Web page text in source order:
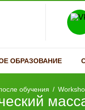
ОБРАЗОВАНИЕ
обучения /